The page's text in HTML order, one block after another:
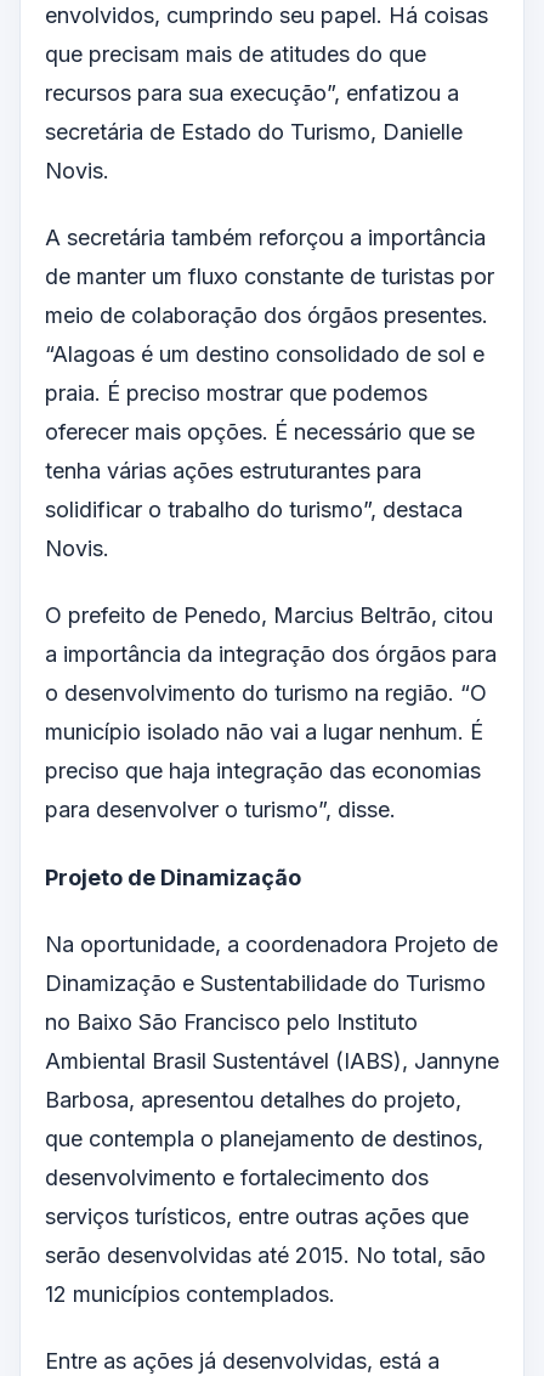
envolvidos, cumprindo seu papel. Há coisas
que precisam mais de atitudes do que
recursos para sua execução”, enfatizou a
secretária de Estado do Turismo, Danielle
Novis.
A secretária também reforçou a importância
de manter um fluxo constante de turistas por
meio de colaboração dos órgãos presentes.
“Alagoas é um destino consolidado de sol e
praia. É preciso mostrar que podemos
oferecer mais opções. É necessário que se
tenha várias ações estruturantes para
solidificar o trabalho do turismo”, destaca
Novis.
O prefeito de Penedo, Marcius Beltrão, citou
a importância da integração dos órgãos para
o desenvolvimento do turismo na região. “O
município isolado não vai a lugar nenhum. É
preciso que haja integração das economias
para desenvolver o turismo”, disse.
Projeto de Dinamização
Na oportunidade, a coordenadora Projeto de
Dinamização e Sustentabilidade do Turismo
no Baixo São Francisco pelo Instituto
Ambiental Brasil Sustentável (IABS), Jannyne
Barbosa, apresentou detalhes do projeto,
que contempla o planejamento de destinos,
desenvolvimento e fortalecimento dos
serviços turísticos, entre outras ações que
serão desenvolvidas até 2015. No total, são
12 municípios contemplados.
Entre as ações já desenvolvidas, está a